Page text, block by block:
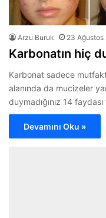
Arzu Buruk 23 Ağustos
Karbonatın hiç
Karbonat sadece
alanında da mucizeler
duymadığınız 14 faydası
Devamını Oku »